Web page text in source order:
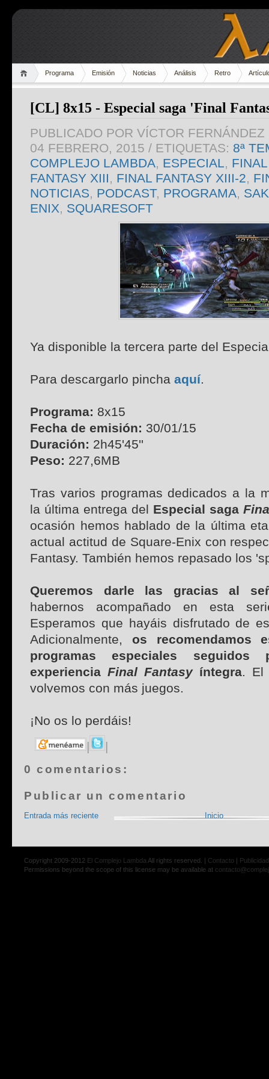
Programa Emisión Noticias Análisis Retro
[CL] 8x15 - Especial saga 'Final
PUBLICADO POR VÍCTOR
04 FEBRERO, 2015 / ETIQUETAS: 8ª
COMPLEJO LAMBDA
ESPECIAL
FANTASY XIII
FINAL FANTASY XIII-2
NOTICIAS
PODCAST, PROGRAMA
ENIX
SQUARESOFT
Ya disponible la tercera parte del
Para descargarlo pincha aquí.
Programa: 8x15
Fecha de emisión: 30/01/15
Duración: 2h45'45''
Peso: 227,6MB
Tras varios programas dedicados a la
la última entrega del Especial saga
ocasión hemos hablado de la última
actual actitud de Square-Enix con
Fantasy. También hemos repasado los
Queremos darle las gracias al
habernos acompañado en esta
Esperamos que hayáis disfrutado de
Adicionalmente, os recomendamos
programas especiales
experiencia Final Fantasyíntegra. El
volvemos con más juegos.
¡No os lo perdáis!
|
|
0 comentarios:
Publicar un comentario
Entrada más reciente Inicio
Copyright 2009-2012 El Complejo Lambda All rights reserved. | Contacto | Publicidad
Permissions beyond the scope of this license may be available at